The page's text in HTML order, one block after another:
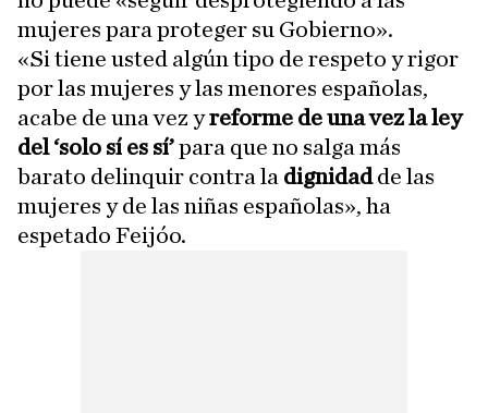
mujeres para proteger su Gobierno».
«Si tiene usted algún tipo de respeto y rigor
por las mujeres y las menores españolas,
acabe de una vez yreforme de una vez la ley
del ‘solo sí es sí’para que no salga más
barato delinquir contra la dignidadde las
mujeres y de las niñas españolas», ha
espetado Feijóo.